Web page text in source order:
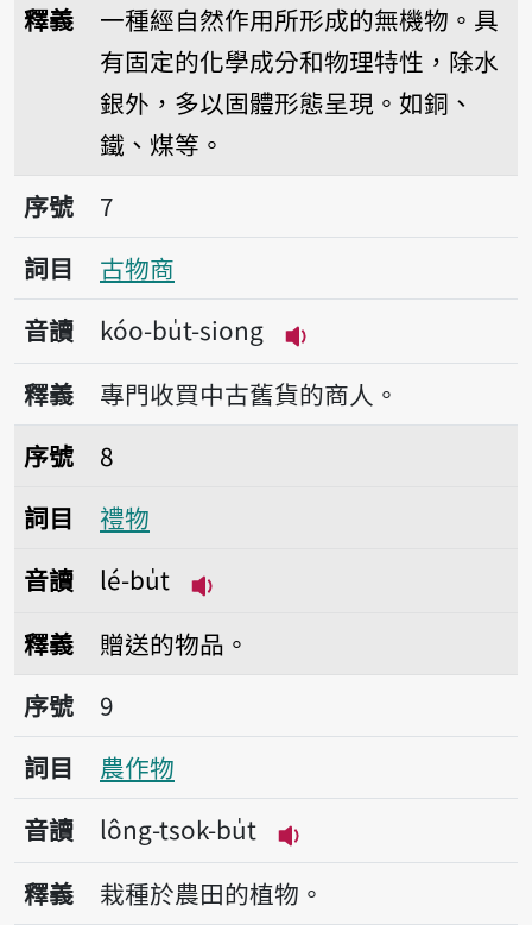
釋義
一種經自然作用所形成的無機物。具
有固定的化學成分和物理特性，除水
銀外，多以固體形態呈現。如銅、
鐵、煤等。
序號7古物商
序號
7
詞目
古物商
音讀
kóo-bu̍t-siong
播放音讀kóo-bu̍t-
釋義
專門收買中古舊貨的商人。
序號8禮物
序號
8
詞目
禮物
音讀
lé-bu̍t
釋義
贈送的物品。
序號9農作物
序號
9
詞目
農作物
音讀
lông-tsok-bu̍t
播放音讀lông-tsok-
釋義
栽種於農田的植物。